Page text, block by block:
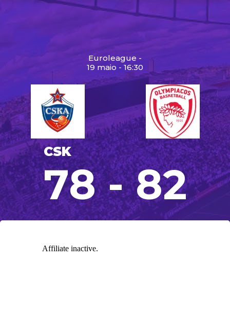
Euroleague -
19 maio - 16:30
CSK
78 - 82